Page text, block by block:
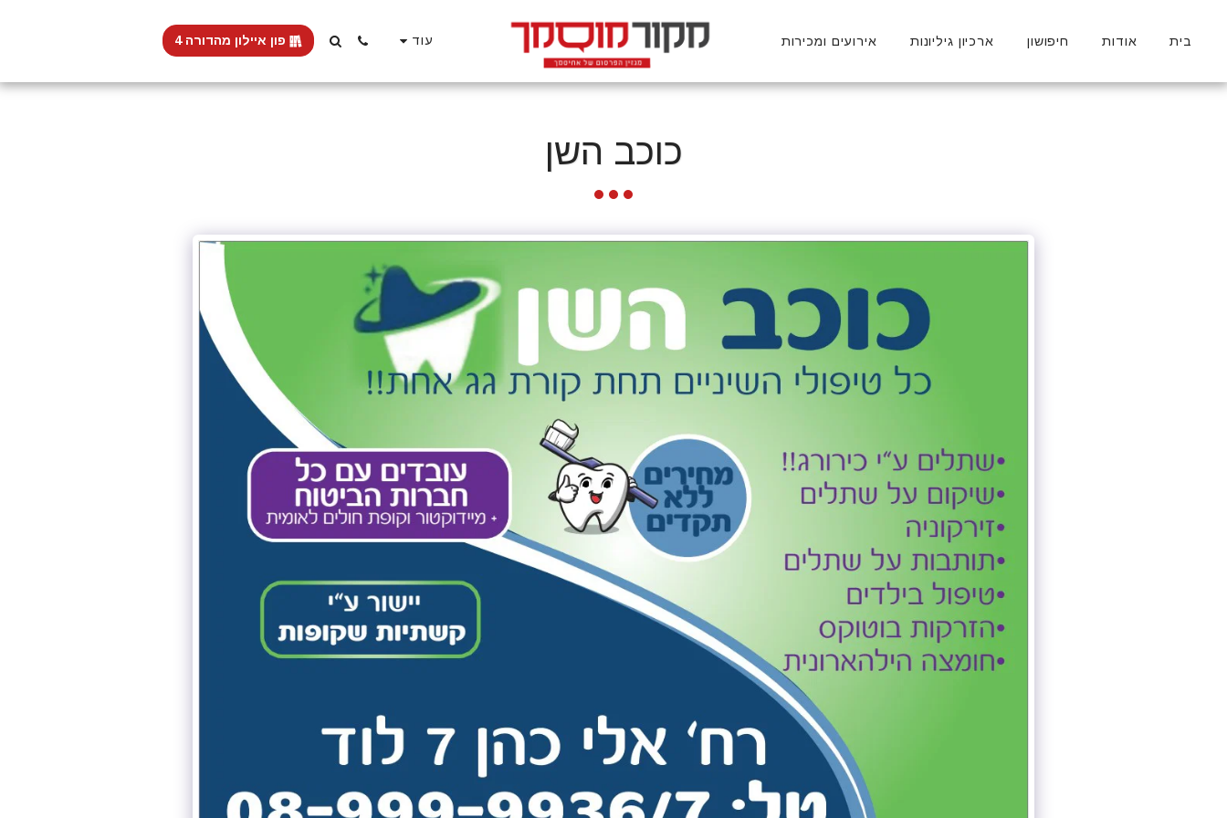
בית אודות חיפושון ארכיון גיליונות אירועים ומכירות עוד פון איילון מהדורה 4
כוכב השן